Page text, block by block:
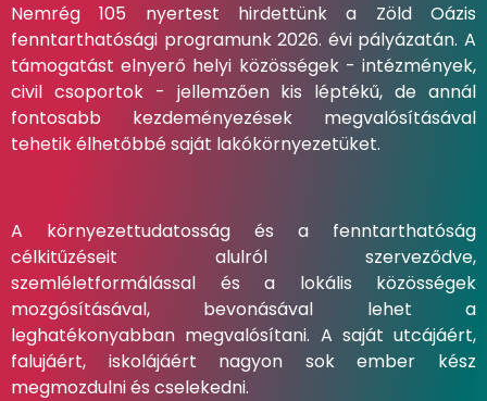
Nemrég 105 nyertest hirdettünk a Zöld Oázis
fenntarthatósági programunk 2026. évi pályázatán. A
támogatást elnyerő helyi közösségek - intézmények,
civil csoportok - jellemzően kis léptékű, de annál
fontosabb kezdeményezések megvalósításával
tehetik élhetőbbé saját lakókörnyezetüket.
A környezettudatosság és a fenntarthatóság
célkitűzéseit alulról szerveződve,
szemléletformálással és a lokális közösségek
mozgósításával, bevonásával lehet a
leghatékonyabban megvalósítani. A saját utcájáért,
falujáért, iskolájáért nagyon sok ember kész
megmozdulni és cselekedni.